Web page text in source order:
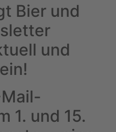
Bier und
und
1. und 15.